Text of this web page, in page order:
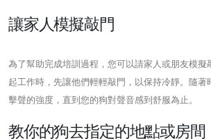
讓家人模擬敲門
為了幫助完成培訓過程，您可以請家人或朋友模擬
起工作時，先讓他們輕輕敲門，以保持冷靜。隨著
擊聲的強度，直到您的狗對聲音感到舒服為止。
教你的狗去指定的地點或房間